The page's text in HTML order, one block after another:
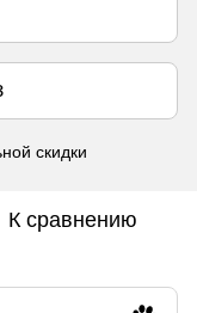
скидки
К сравнению